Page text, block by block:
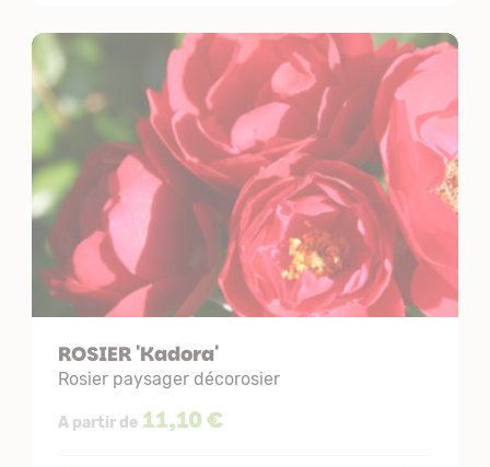
ROSIER 'Kadora'
Rosier paysager décorosier
A partir de 11,10 €